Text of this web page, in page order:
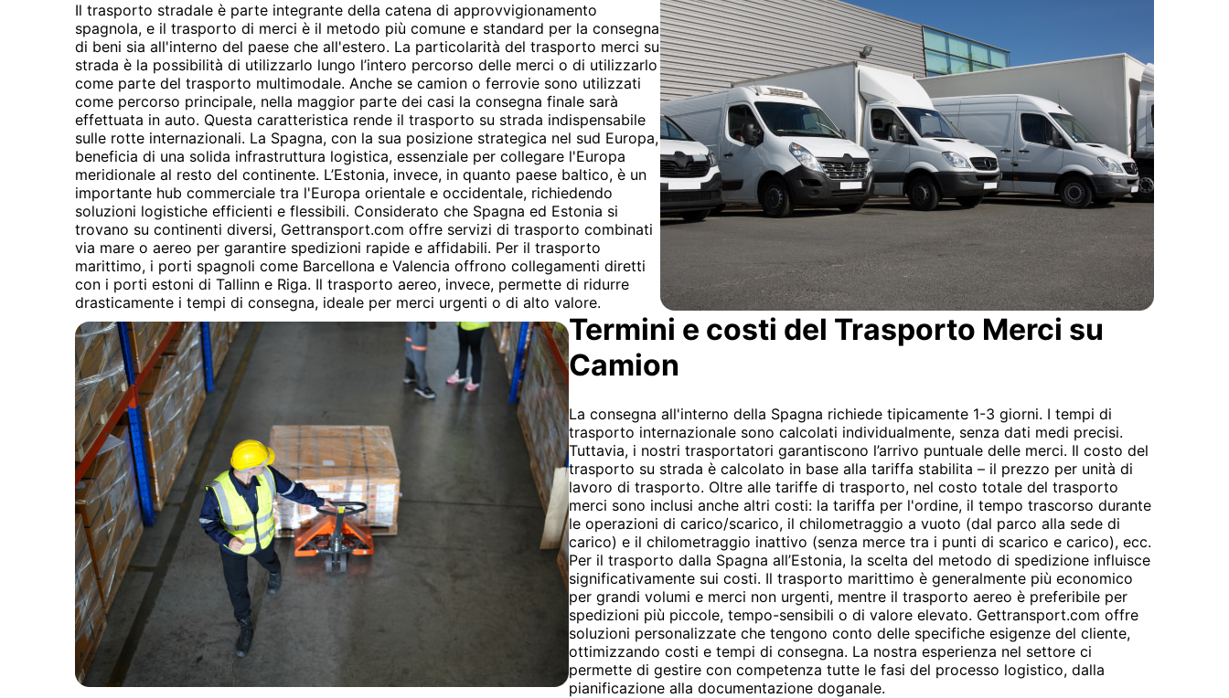
Il trasporto stradale è parte integrante della catena di approvvigionamento
spagnola, e il trasporto di merci è il metodo più comune e standard per la consegna
di beni sia all'interno del paese che all'estero. La particolarità del trasporto merci su
strada è la possibilità di utilizzarlo lungo l’intero percorso delle merci o di utilizzarlo
come parte del trasporto multimodale. Anche se camion o ferrovie sono utilizzati
come percorso principale, nella maggior parte dei casi la consegna finale sarà
effettuata in auto. Questa caratteristica rende il trasporto su strada indispensabile
sulle rotte internazionali. La Spagna, con la sua posizione strategica nel sud Europa,
beneficia di una solida infrastruttura logistica, essenziale per collegare l'Europa
meridionale al resto del continente. L’Estonia, invece, in quanto paese baltico, è un
importante hub commerciale tra l'Europa orientale e occidentale, richiedendo
soluzioni logistiche efficienti e flessibili. Considerato che Spagna ed Estonia si
trovano su continenti diversi, Gettransport.com offre servizi di trasporto combinati
via mare o aereo per garantire spedizioni rapide e affidabili. Per il trasporto
marittimo, i porti spagnoli come Barcellona e Valencia offrono collegamenti diretti
con i porti estoni di Tallinn e Riga. Il trasporto aereo, invece, permette di ridurre
drasticamente i tempi di consegna, ideale per merci urgenti o di alto valore.
Termini e costi del Trasporto Merci su
Camion
La consegna all'interno della Spagna richiede tipicamente 1-3 giorni. I tempi di
trasporto internazionale sono calcolati individualmente, senza dati medi precisi.
Tuttavia, i nostri trasportatori garantiscono l’arrivo puntuale delle merci. Il costo del
trasporto su strada è calcolato in base alla tariffa stabilita – il prezzo per unità di
lavoro di trasporto. Oltre alle tariffe di trasporto, nel costo totale del trasporto
merci sono inclusi anche altri costi: la tariffa per l'ordine, il tempo trascorso durante
le operazioni di carico/scarico, il chilometraggio a vuoto (dal parco alla sede di
carico) e il chilometraggio inattivo (senza merce tra i punti di scarico e carico), ecc.
Per il trasporto dalla Spagna all’Estonia, la scelta del metodo di spedizione influisce
significativamente sui costi. Il trasporto marittimo è generalmente più economico
per grandi volumi e merci non urgenti, mentre il trasporto aereo è preferibile per
spedizioni più piccole, tempo-sensibili o di valore elevato. Gettransport.com offre
soluzioni personalizzate che tengono conto delle specifiche esigenze del cliente,
ottimizzando costi e tempi di consegna. La nostra esperienza nel settore ci
permette di gestire con competenza tutte le fasi del processo logistico, dalla
pianificazione alla documentazione doganale.